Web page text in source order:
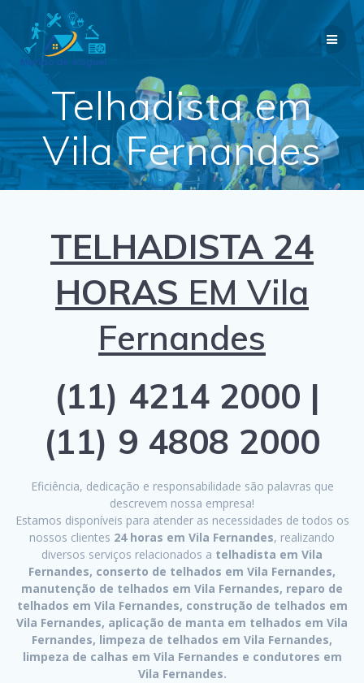
Telhadista em
Vila Fernandes
TELHADISTA 24
HORAS EM Vila
Fernandes
(11) 4214 2000 |
(11) 9 4808 2000
Eficiência, dedicação e responsabilidade são palavras que
descrevem nossa empresa!
Estamos disponíveis para atender as necessidades de todos os
nossos clientes 24 horas em Vila Fernandes, realizando
diversos serviços relacionados a telhadista em Vila
Fernandes, conserto de telhados em Vila Fernandes,
manutenção de telhados em Vila Fernandes, reparo de
telhados em Vila Fernandes, construção de telhados em
Vila Fernandes, aplicação de manta em telhados em Vila
Fernandes, limpeza de telhados em Vila Fernandes,
limpeza de calhas em Vila Fernandes e condutores em
Vila Fernandes.